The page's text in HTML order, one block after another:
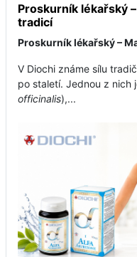
Proskurník lékařský
tradicí
Proskurník lékařský –
V Diochi známe sílu
po staletí. Jednou z nich
officinalis),...